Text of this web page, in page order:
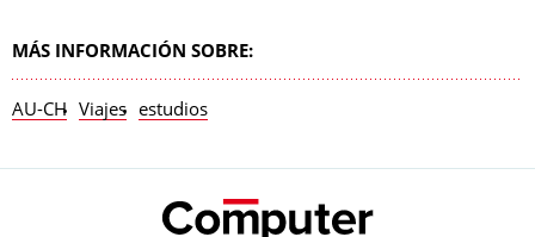
MÁS INFORMACIÓN SOBRE:
AU-CH Viajes estudios